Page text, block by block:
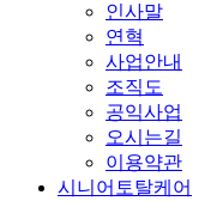
인사말
연혁
사업안내
조직도
공익사업
오시는길
이용약관
시니어토탈케어